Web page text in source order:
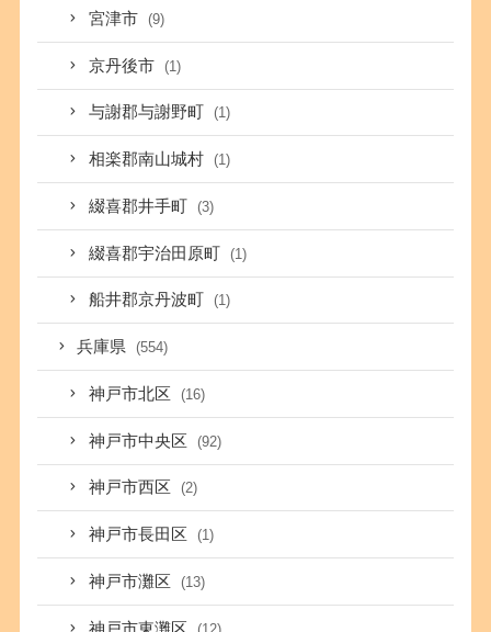
宮津市 (9)
京丹後市 (1)
与謝郡与謝野町 (1)
相楽郡南山城村 (1)
綴喜郡井手町 (3)
綴喜郡宇治田原町 (1)
船井郡京丹波町 (1)
兵庫県 (554)
神戸市北区 (16)
神戸市中央区 (92)
神戸市西区 (2)
神戸市長田区 (1)
神戸市灘区 (13)
神戸市東灘区